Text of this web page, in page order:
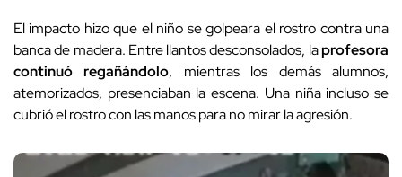
El impacto hizo que el niño se golpeara el rostro contra una
banca de madera. Entre llantos desconsolados, laprofesora
continuó regañándolo, mientras los demás alumnos,
atemorizados, presenciaban la escena. Una niña incluso se
cubrió el rostro con las manos para no mirar la agresión.